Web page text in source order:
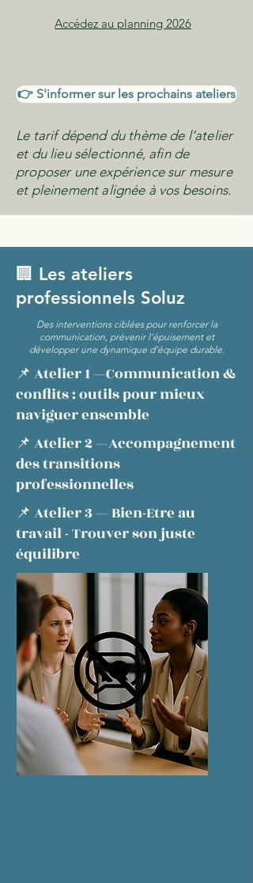
Accédez au planning 2026
👉 S'informer sur les prochains ateliers
Le tarif dépend du thème de l’atelier
et du lieu sélectionné, afin de
proposer une expérience sur mesure
et pleinement alignée à vos besoins.
🏢 Les ateliers
professionnels Soluz
Des interventions ciblées pour renforcer la
communication, prévenir l’épuisement et
développer une dynamique d’équipe durable.
📌 Atelier 1 —Communication &
conflits : outils pour mieux
naviguer ensemble
📌 Atelier 2 —Accompagnement
des transitions
professionnelles
​📌 Atelier 3 — Bien-Etre au
travail - Trouver son juste
équilibre